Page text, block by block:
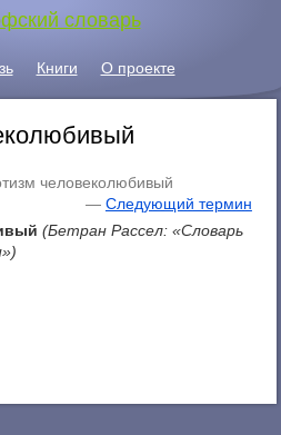
словарь
Книги О проекте
человеколюбивый
— Следующий термин
(Бетран Рассел: «Словарь